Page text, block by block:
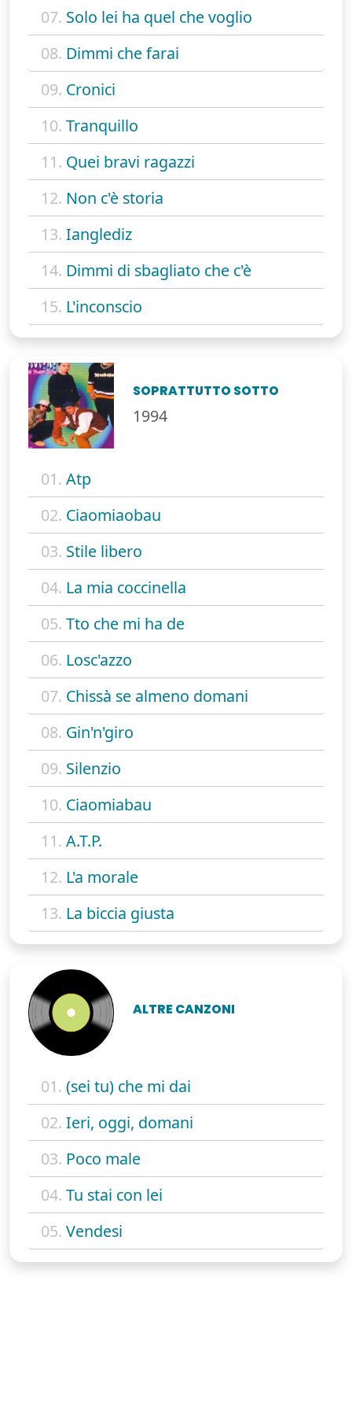
07. Solo lei ha quel che voglio
08. Dimmi che farai
09. Cronici
10. Tranquillo
11. Quei bravi ragazzi
12. Non c'è storia
13. Ianglediz
14. Dimmi di sbagliato che c'è
15. L'inconscio
SOPRATTUTTO SOTTO
1994
01. Atp
02. Ciaomiaobau
03. Stile libero
04. La mia coccinella
05. Tto che mi ha de
06. Losc'azzo
07. Chissà se almeno domani
08. Gin'n'giro
09. Silenzio
10. Ciaomiabau
11. A.T.P.
12. L'a morale
13. La biccia giusta
ALTRE CANZONI
01. (sei tu) che mi dai
02. Ieri, oggi, domani
03. Poco male
04. Tu stai con lei
05. Vendesi